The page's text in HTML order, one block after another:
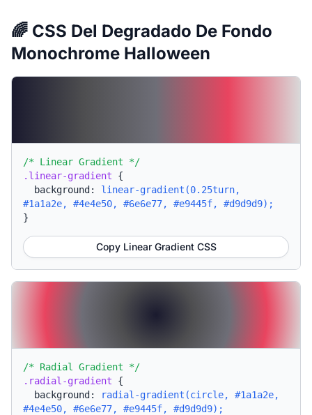
🌈 CSS Del Degradado De Fondo
Monochrome Halloween
/* Linear Gradient */
.linear-gradient {
background: linear-gradient(0.25turn,
#1a1a2e, #4e4e50, #6e6e77, #e9445f, #d9d9d9);
}
Copy Linear Gradient CSS
/* Radial Gradient */
.radial-gradient {
background:
radial-gradient(circle, #1a1a2e,
#4e4e50, #6e6e77, #e9445f, #d9d9d9);